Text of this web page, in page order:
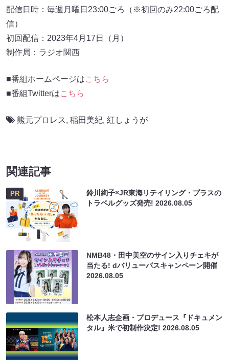
配信日時：毎週月曜日23:00ごろ（※初回のみ22:00ごろ配
信）
初回配信：2023年4月17日（月）
制作局：ラジオ関西
■番組ホームページはこちら
■番組Twitterはこちら
熊元プロレス, 稲田美紀, 紅しょうが
関連記事
PR
鈴川絢子×JR東海リテイリング・プラスの
トラベルグッズ発売!2026.08.05
NMB48・田中美空のサイン入りチェキが
当たる! dバリューパスキャンペーン開催
2026.08.05
松本人志企画・プロデュース『ドキュメン
タル』米で初制作決定!2026.08.05